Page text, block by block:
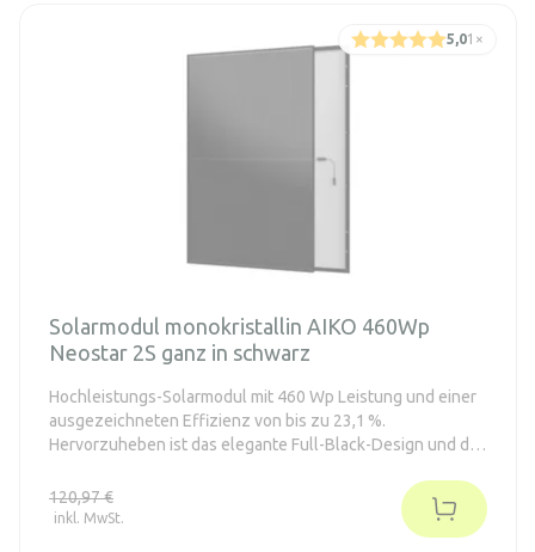
5,01 ×
Solarmodul monokristallin AIKO 460Wp
Neostar 2S ganz in schwarz
Hochleistungs-Solarmodul mit 460 Wp Leistung und einer
ausgezeichneten Effizienz von bis zu 23,1 %.
Hervorzuheben ist das elegante Full-Black-Design und die
besondere Eigenschaft dieser Module ist die integrierte
Optimierung bei teilweiser Verschattung.
120,97 €
inkl. MwSt.